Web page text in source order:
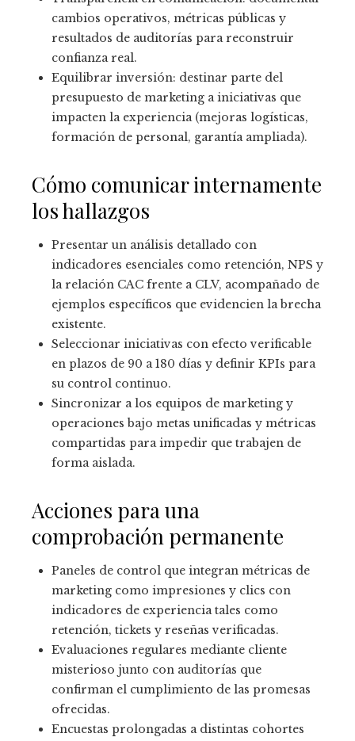
cambios operativos, métricas públicas y
resultados de auditorías para reconstruir
confianza real.
Equilibrar inversión: destinar parte del
presupuesto de marketing a iniciativas que
impacten la experiencia (mejoras logísticas,
formación de personal, garantía ampliada).
Cómo comunicar internamente
los hallazgos
Presentar un análisis detallado con
indicadores esenciales como retención, NPS y
la relación CAC frente a CLV, acompañado de
ejemplos específicos que evidencien la brecha
existente.
Seleccionar iniciativas con efecto verificable
en plazos de 90 a 180 días y definir KPIs para
su control continuo.
Sincronizar a los equipos de marketing y
operaciones bajo metas unificadas y métricas
compartidas para impedir que trabajen de
forma aislada.
Acciones para una
comprobación permanente
Paneles de control que integran métricas de
marketing como impresiones y clics con
indicadores de experiencia tales como
retención, tickets y reseñas verificadas.
Evaluaciones regulares mediante cliente
misterioso junto con auditorías que
confirman el cumplimiento de las promesas
ofrecidas.
Encuestas prolongadas a distintas cohortes